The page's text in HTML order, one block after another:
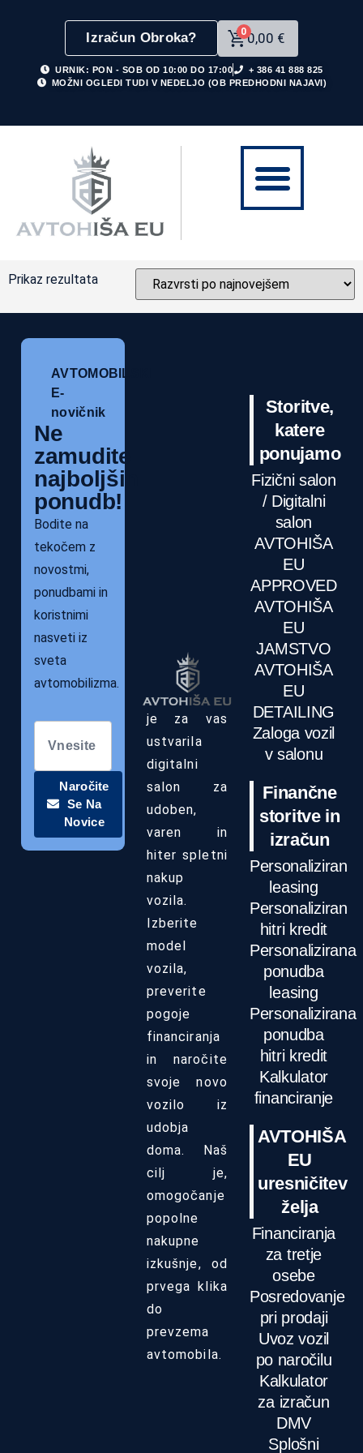
Izračun Obroka? 00,00 €
URNIK: PON - SOB OD 10:00 DO 17:00
+ 386 41 888 825
MOŽNI OGLEDI TUDI V NEDELJO (OB PREDHODNI NAJAVI)
Prikaz rezultata
AVTOMOBILSKI
E-
novičnik
Ne
zamudite
najboljših
ponudb!
Bodite na
tekočem z
novostmi,
ponudbami in
koristnimi
nasveti iz
sveta
avtomobilizma.
Naročite
Se Na
Novice
je za vas
ustvarila
digitalni
salon za
udoben,
varen in
hiter spletni
nakup
vozila.
Izberite
model
vozila,
preverite
pogoje
financiranja
in naročite
svoje novo
vozilo iz
udobja
doma. Naš
cilj je,
omogočanje
popolne
nakupne
izkušnje, od
prvega klika
do
prevzema
avtomobila.
Storitve,
katere
ponujamo
Fizični salon
/ Digitalni
salon
AVTOHIŠA
EU
APPROVED
AVTOHIŠA
EU
JAMSTVO
AVTOHIŠA
EU
DETAILING
Zaloga vozil
v salonu
Finančne
storitve in
izračun
Personaliziran
leasing
Personaliziran
hitri kredit
Personalizirana
ponudba
leasing
Personalizirana
ponudba
hitri kredit
Kalkulator
financiranje
AVTOHIŠA
EU
uresničitev
želja
Financiranja
za tretje
osebe
Posredovanje
pri prodaji
Uvoz vozil
po naročilu
Kalkulator
za izračun
DMV
Splošni